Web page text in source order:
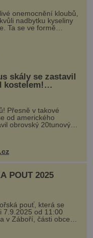
onemocnění kloubů,
nadbytku kyseliny
Ta se ve formě
bole...
skály se zastavil
kostelem!
boží síla?
Přesně v takové
od amerického
obrovský 20tunový
POUŤ 2025
pouť, která se
7.9.2025 od 11:00
v Záboří, části obce
V programu naleznete
prohlídku kostela,